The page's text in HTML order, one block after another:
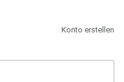
Konto erstellen